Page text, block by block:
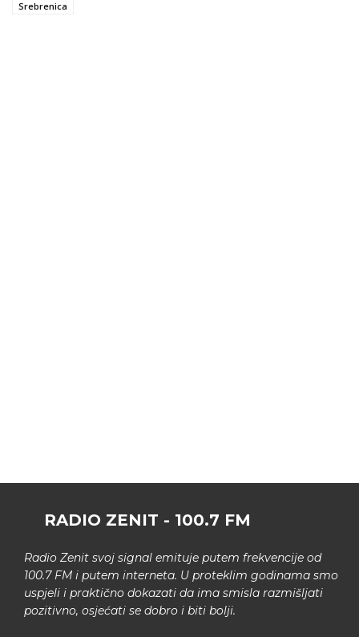
Srebrenica
RADIO ZENIT - 100.7 FM
Radio Zenit svoj signal emituje putem frekvencije od
100.7 FM i putem interneta. U proteklim godinama smo
uspjeli i praktično dokazati da ima smisla razmišljati
pozitivno, osjećati se dobro i biti bolji.